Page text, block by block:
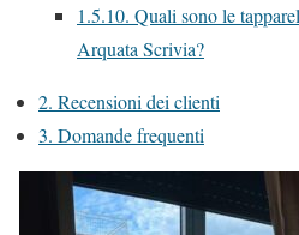
1.5.10. Quali sono le
Arquata Scrivia?
2. Recensioni dei clienti
3. Domande frequenti